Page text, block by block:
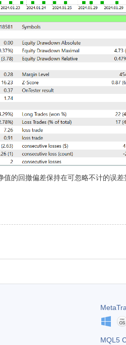
的回撤偏差保持在可忽略不计的误差
MQL5